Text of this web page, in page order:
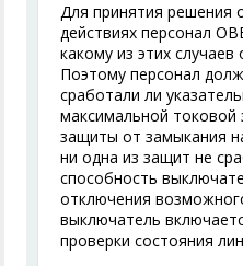
Для принятия решения
действиях персонал
какому из этих
Поэтому персонал
сработали ли
максимальной
защиты от замыкания
ни одна из защит не
способность
отключения
выключатель
проверки состояния